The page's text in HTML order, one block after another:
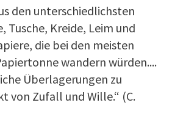
den unterschiedlichsten
Tusche, Kreide, Leim und
die bei den meisten
wandern würden....
Überlagerungen zu
von Zufall und Wille.“ (C.